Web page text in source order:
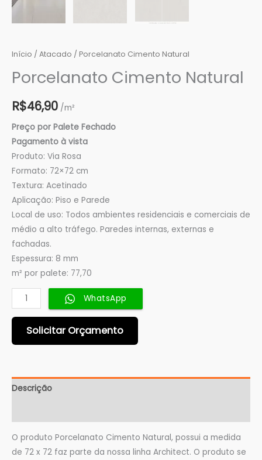
Início / Atacado / Porcelanato Cimento Natural
Porcelanato Cimento Natural
R$46,90 /m²
Preço por Palete Fechado
Pagamento à vista
Produto: Via Rosa
Formato: 72×72 cm
Textura: Acetinado
Aplicação: Piso e Parede
Local de uso: Todos ambientes residenciais e comerciais de
médio a alto tráfego. Paredes internas, externas e
fachadas.
Espessura: 8 mm
m² por palete: 77,70
WhatsApp
Solicitar Orçamento
Descrição
O produto Porcelanato Cimento Natural, possui a medida
de 72 x 72 faz parte da nossa linha Architect. O produto se